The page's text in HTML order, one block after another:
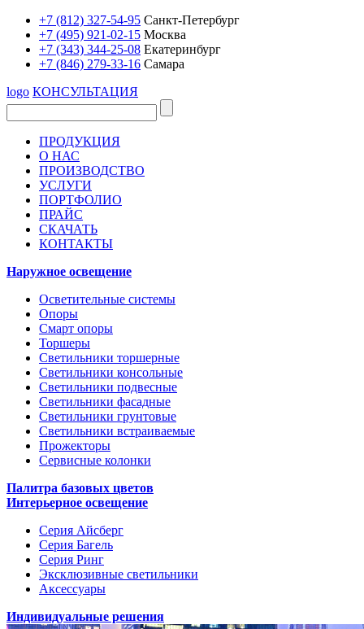
+7 (812) 327-54-95 Санкт-Петербург
+7 (495) 921-02-15 Москва
+7 (343) 344-25-08 Екатеринбург
+7 (846) 279-33-16 Самара
logo КОНСУЛЬТАЦИЯ
ПРОДУКЦИЯ
О НАС
ПРОИЗВОДСТВО
УСЛУГИ
ПОРТФОЛИО
ПРАЙС
СКАЧАТЬ
КОНТАКТЫ
Наружное освещение
Осветительные системы
Опоры
Смарт опоры
Торшеры
Светильники торшерные
Светильники консольные
Светильники подвесные
Светильники фасадные
Светильники грунтовые
Светильники встраиваемые
Прожекторы
Сервисные колонки
Палитра базовых цветов
Интерьерное освещение
Серия Айсберг
Серия Багель
Серия Ринг
Эксклюзивные светильники
Аксессуары
Индивидуальные решения